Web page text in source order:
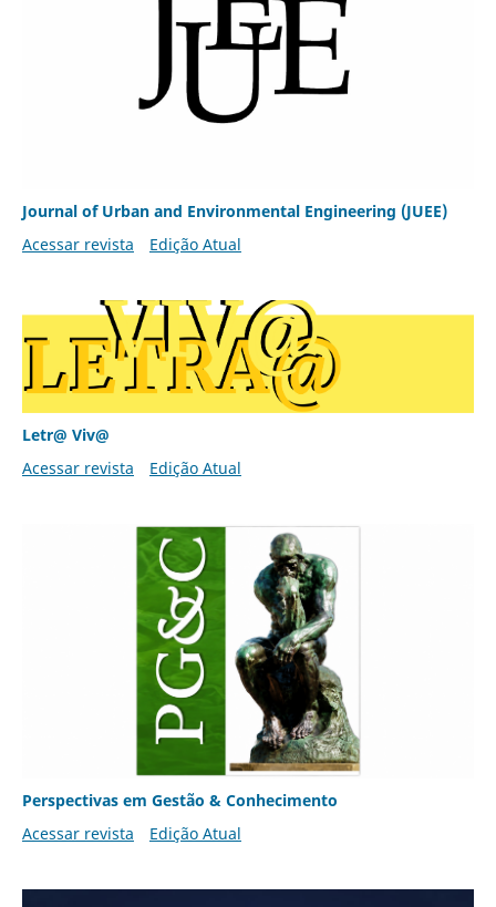
Journal of Urban and Environmental Engineering (JUEE)
Acessar revista
Edição Atual
Letr@ Viv@
Acessar revista
Edição Atual
Perspectivas em Gestão & Conhecimento
Acessar revista
Edição Atual